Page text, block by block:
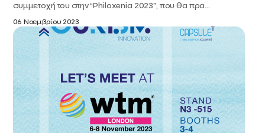
συμμετοχή του στην “Philoxenia 2023”, που θα πρα...
06 Νοεμβρίου 2023